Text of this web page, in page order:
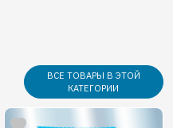
ВСЕ ТОВАРЫ В ЭТОЙ
КАТЕГОРИИ